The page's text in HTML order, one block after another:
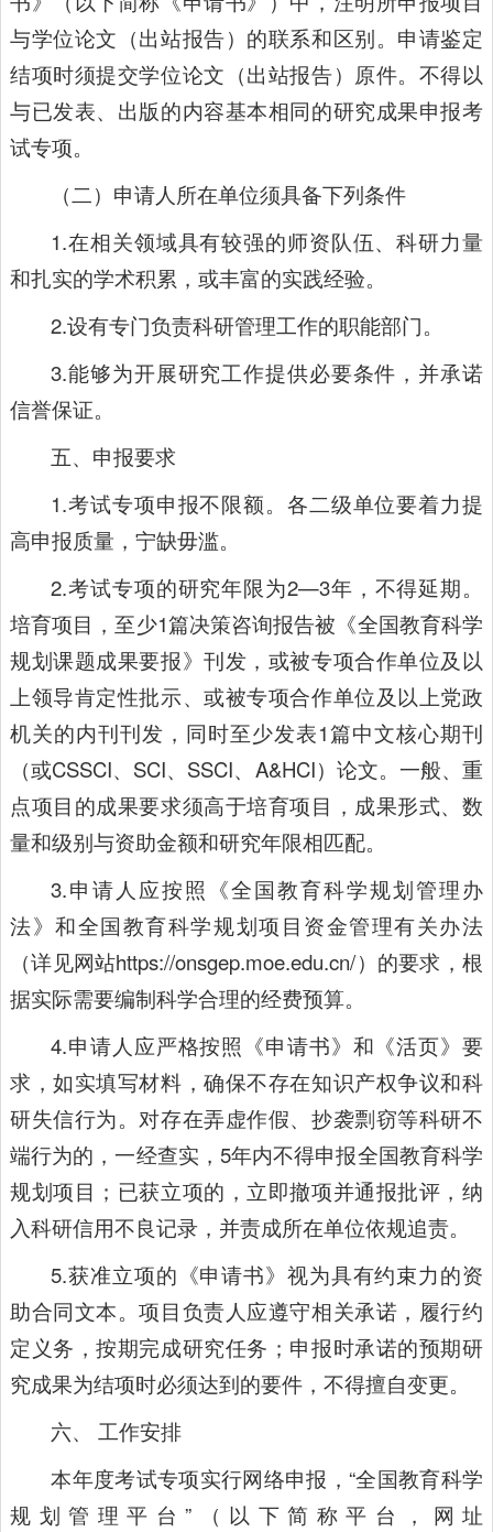
与学位论文（出站报告）的联系和区别。申请鉴定
结项时须提交学位论文（出站报告）原件。不得以
与已发表、出版的内容基本相同的研究成果申报考
试专项。
（二）申请人所在单位须具备下列条件
1.在相关领域具有较强的师资队伍、科研力量
和扎实的学术积累，或丰富的实践经验。
2.设有专门负责科研管理工作的职能部门。
3.能够为开展研究工作提供必要条件，并承诺
信誉保证。
五、申报要求
1.考试专项申报不限额。各二级单位要着力提
高申报质量，宁缺毋滥。
2.考试专项的研究年限为2—3年，不得延期。
培育项目，至少1篇决策咨询报告被《全国教育科学
规划课题成果要报》刊发，或被专项合作单位及以
上领导肯定性批示、或被专项合作单位及以上党政
机关的内刊刊发，同时至少发表1篇中文核心期刊
（或CSSCI、SCI、SSCI、A&HCI）论文。一般、重
点项目的成果要求须高于培育项目，成果形式、数
量和级别与资助金额和研究年限相匹配。
3.申请人应按照《全国教育科学规划管理办
法》和全国教育科学规划项目资金管理有关办法
（详见网站https://onsgep.moe.edu.cn/）的要求，根
据实际需要编制科学合理的经费预算。
4.申请人应严格按照《申请书》和《活页》要
求，如实填写材料，确保不存在知识产权争议和科
研失信行为。对存在弄虚作假、抄袭剽窃等科研不
端行为的，一经查实，5年内不得申报全国教育科学
规划项目；已获立项的，立即撤项并通报批评，纳
入科研信用不良记录，并责成所在单位依规追责。
5.获准立项的《申请书》视为具有约束力的资
助合同文本。项目负责人应遵守相关承诺，履行约
定义务，按期完成研究任务；申报时承诺的预期研
究成果为结项时必须达到的要件，不得擅自变更。
六、 工作安排
本年度考试专项实行网络申报，“全国教育科学
规划管理平台”（以下简称平台，网址